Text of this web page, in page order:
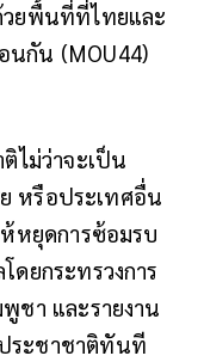
วยพื้นที่ที่ไทยและ
กัน (MOU44)
ไม่ว่าจะเป็น
ย หรือประเทศอื่น
หยุดการซ้อมรบ
ยกระทรวงการ
ชา และรายงาน
ระชาชาติทันที